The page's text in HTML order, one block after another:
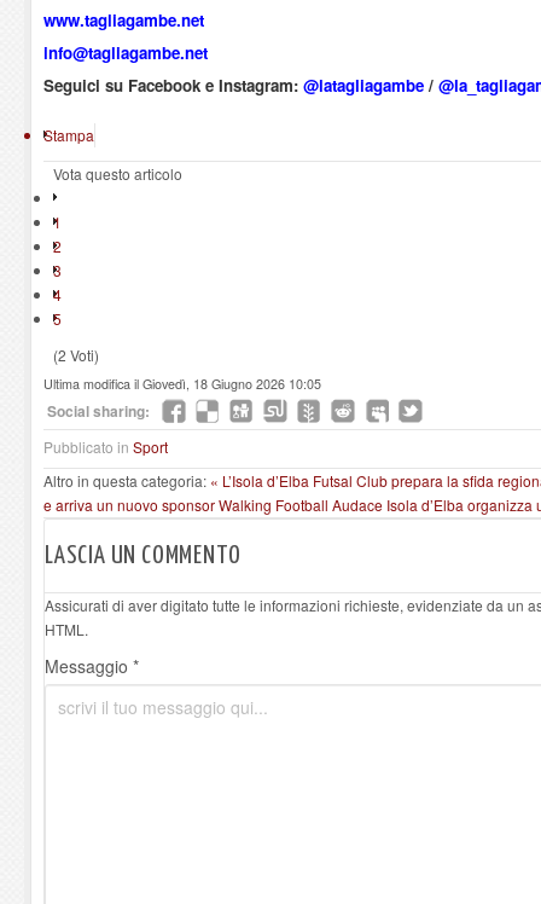
www.tagliagambe.net
info@tagliagambe.net
Seguici su Facebook e Instagram: @latagliagambe /
Stampa
Vota questo articolo
1
2
3
4
5
(2 Voti)
Ultima modifica il Giovedì, 18 Giugno 2026 10:05
Social sharing:
Pubblicato in Sport
Altro in questa categoria: « L’Isola d’Elba Futsal Club prepara la sfida
e arriva un nuovo sponsorWalking Football Audace Isola d’Elba
LASCIA UN COMMENTO
Assicurati di aver digitato tutte le informazioni richieste, evidenziate da un
HTML.
Messaggio *